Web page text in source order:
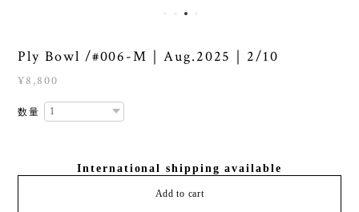
Ply Bowl /#006-M｜Aug.2025｜2/10
¥8,800
数量
International shipping available
Add to cart